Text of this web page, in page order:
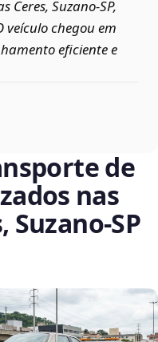
Ceres, Suzano‑SP,
veículo chegou em
eficiente e
de
nas
Suzano‑SP